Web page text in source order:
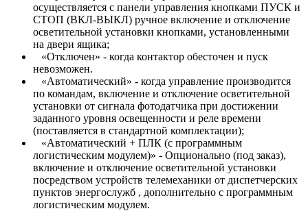
осуществляется с панели управления кнопками ПУСК и
СТОП (ВКЛ-ВЫКЛ) ручное включение и отключение
осветительной установки кнопками, установленными
на двери ящика;
«Отключен» - когда контактор обесточен и пуск
невозможен.
«Автоматический» - когда управление производится
по командам, включение и отключение осветительной
установки от сигнала фотодатчика при достижении
заданного уровня освещенности и реле времени
(поставляется в стандартной комплектации);
«Автоматический + ПЛК (с программным
логистическим модулем)» - Опционально (под заказ),
включение и отключение осветительной установки
посредством устройств телемеханики от диспетчерских
пунктов энергослужб , дополнительно с программным
логистическим модулем.